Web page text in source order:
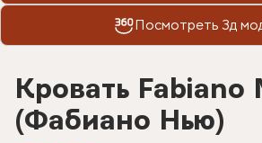
Посмотреть 3д
Кровать Fabiano
(Фабиано Нью)